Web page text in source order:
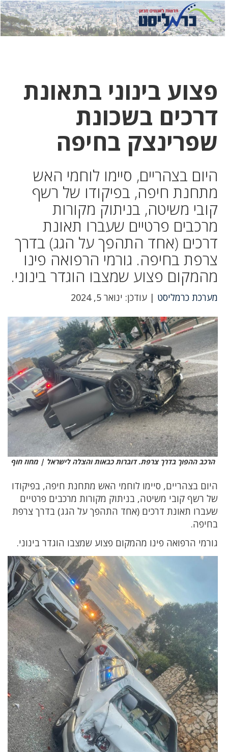
לחץ
כאן
לחץ
כדי
פצוע בינוני בתאונת
דרכים בשכונת
שפרינצק בחיפה
היום בצהריים, סיימו לוחמי האש
מתחנת חיפה, בפיקודו של רשף
קובי משיטה, בניתוק מקורות
מרכבים פרטיים שעברו תאונת
דרכים (אחד התהפך על הגג) בדרך
צרפת בחיפה. גורמי הרפואה פינו
מהמקום פצוע שמצבו הוגדר בינוני.
מערכת כרמליסט | עודכן: ינואר 5, 2024
הרכב ההפוך בדרך צרפת. דוברות כבאות והצלה לישראל | מחוז חוף
היום בצהריים, סיימו לוחמי האש מתחנת חיפה, בפיקודו
של רשף קובי משיטה, בניתוק מקורות מרכבים פרטיים
שעברו תאונת דרכים (אחד התהפך על הגג) בדרך צרפת
בחיפה.
גורמי הרפואה פינו מהמקום פצוע שמצבו הוגדר בינוני.